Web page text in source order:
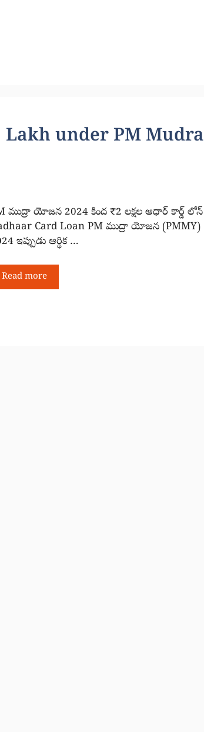
under PM Mudra
ముద్రా యోజన 2024 కింద ₹2 లక్షల ఆధార్ కార్డ్ లోన్
Card Loan PM ముద్రా యోజన (PMMY)
ఇప్పుడు ఆర్థిక …
Read more